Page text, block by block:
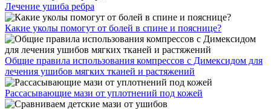
Лечение ушиба ребра
Какие уколы помогут от болей в спине и пояснице?
Общие правила использования компрессов с Димексидом для
лечения ушибов мягких тканей и растяжений
Рассасывающие мази от уплотнений под кожей